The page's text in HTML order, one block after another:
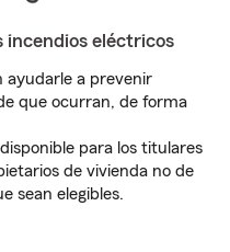
incendios eléctricos
ayudarle a prevenir
que ocurran, de forma
para los titulares
de vivienda no de
sean elegibles.